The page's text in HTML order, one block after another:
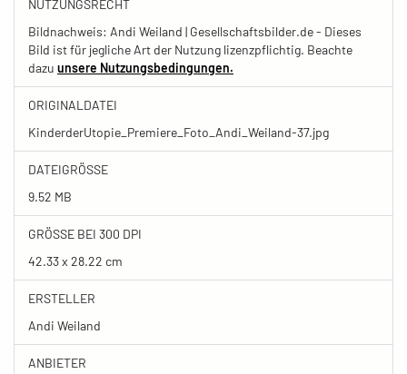
NUTZUNGSRECHT
Bildnachweis: Andi Weiland | Gesellschaftsbilder.de - Dieses
Bild ist für jegliche Art der Nutzung lizenzpflichtig. Beachte
dazu unsere Nutzungsbedingungen.
ORIGINALDATEI
KinderderUtopie_Premiere_Foto_Andi_Weiland-37.jpg
DATEIGRÖSSE
9.52 MB
GRÖSSE BEI 300 DPI
42.33 x 28.22 cm
ERSTELLER
Andi Weiland
ANBIETER